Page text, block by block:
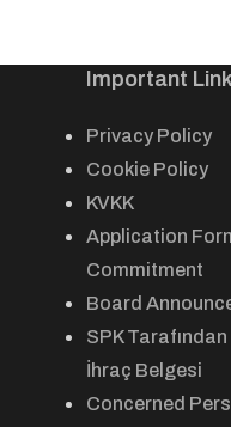
Important
Privacy Policy
Cookie Policy
KVKK
Application
Commitment
Board
SPK Tarafından
İhraç Belgesi
Concerned